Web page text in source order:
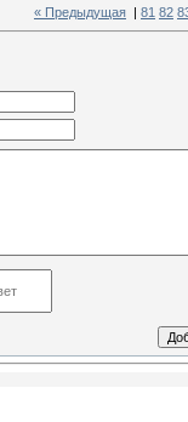
« Предыдущая 81 82